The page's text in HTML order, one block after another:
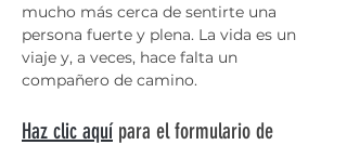
mucho más cerca de sentirte una
persona fuerte y plena. La vida es un
viaje y, a veces, hace falta un
compañero de camino.
Haz clic aquí para el formulario de